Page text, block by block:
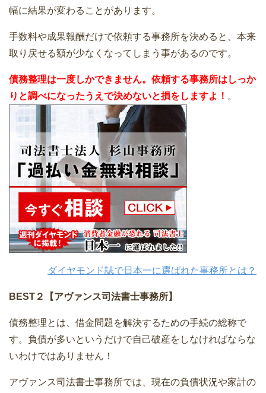
幅に結果が変わることがあります。
手数料や成果報酬だけで依頼する事務所を決めると、本来
取り戻せる額が少なくなってしまう事があるのです。
債務整理は一度しかできません。依頼する事務所はしっか
りと調べになったうえで決めないと損をしますよ！ 。
ダイヤモンド誌で日本一に選ばれた事務所とは？
BEST２【アヴァンス司法書士事務所】
債務整理とは、借金問題を解決するための手続の総称で
す。負債が多いというだけで自己破産をしなければならな
いわけではありません！
アヴァンス司法書士事務所では、現在の負債状況や家計の